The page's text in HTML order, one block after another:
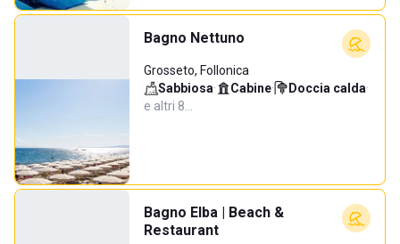
Bagno Nettuno
Grosseto, Follonica
Sabbiosa· Cabine· Doccia calda·
e altri 8…
Bagno Elba | Beach &
Restaurant